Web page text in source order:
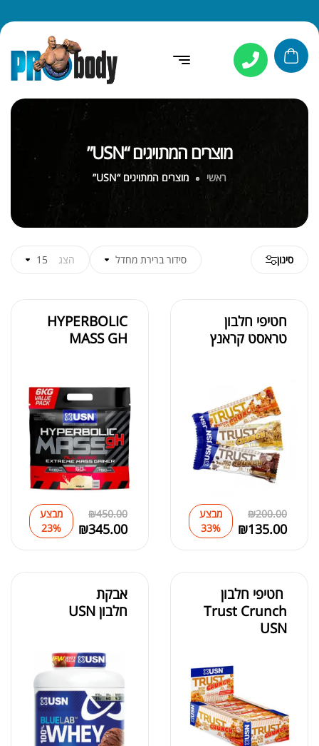
מוצרים המתויגים “USN”
ראשי מוצרים המתויגים “USN”
סינון סידור ברירת מחדל הצג 15
חטיפי חלבון
טראסט קראנץ
₪200.00
₪135.00
מבצע
33%
HYPERBOLIC
MASS GH
₪450.00
₪345.00
מבצע
23%
חטיפי חלבון
Trust Crunch
USN
אבקת
חלבון USN